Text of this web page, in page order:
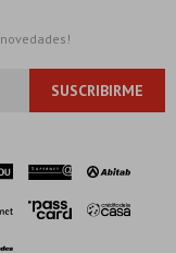
SUSCRIBIRME